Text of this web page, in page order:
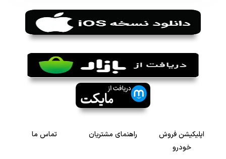
اپلیکیشن فروش
خودرو
راهنمای مشتریان تماس ما